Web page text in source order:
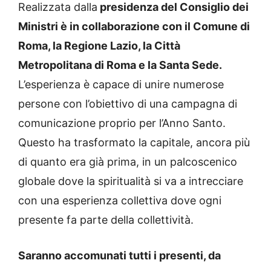
Realizzata dalla presidenza del Consiglio dei
Ministri è in collaborazione con il Comune di
Roma, la Regione Lazio, la Città
Metropolitana di Roma e la Santa Sede.
L’esperienza è capace di unire numerose
persone con l’obiettivo di una campagna di
comunicazione proprio per l’Anno Santo.
Questo ha trasformato la capitale, ancora più
di quanto era già prima, in un palcoscenico
globale dove la spiritualità si va a intrecciare
con una esperienza collettiva dove ogni
presente fa parte della collettività.
Saranno accomunati tutti i presenti, da